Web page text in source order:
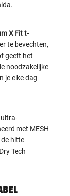
X Fitt-
te bevechten,
geeft het
noodzakelijke
je elke dag
met MESH
de hitte
Tech